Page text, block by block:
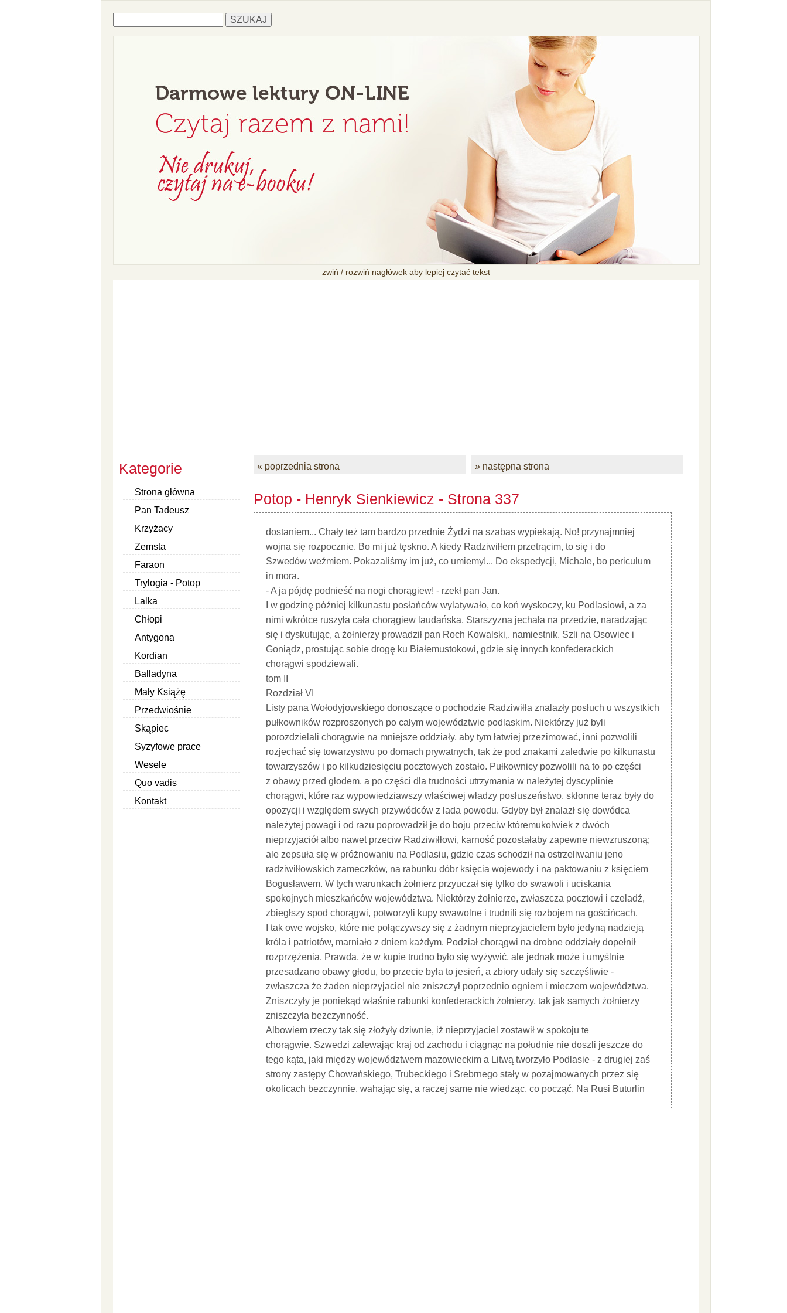
zwiń / rozwiń nagłówek aby lepiej czytać tekst
Kategorie
Strona główna
Pan Tadeusz
Krzyżacy
Zemsta
Faraon
Trylogia - Potop
Lalka
Chłopi
Antygona
Kordian
Balladyna
Mały Książę
Przedwiośnie
Skąpiec
Syzyfowe prace
Wesele
Quo vadis
Kontakt
« poprzednia strona » następna strona
Potop - Henryk Sienkiewicz - Strona 337
dostaniem... Chały też tam bardzo przednie Źydzi na szabas wypiekają. No! przynajmniej
wojna się rozpocznie. Bo mi już tęskno. A kiedy Radziwiłłem przetrącim, to się i do
Szwedów weźmiem. Pokazaliśmy im już, co umiemy!... Do ekspedycji, Michale, bo periculum
in mora.
- A ja pójdę podnieść na nogi chorągiew! - rzekł pan Jan.
I w godzinę później kilkunastu posłańców wylatywało, co koń wyskoczy, ku Podlasiowi, a za
nimi wkrótce ruszyła cała chorągiew laudańska. Starszyzna jechała na przedzie, naradzając
się i dyskutując, a żołnierzy prowadził pan Roch Kowalski,. namiestnik. Szli na Osowiec i
Goniądz, prostując sobie drogę ku Białemustokowi, gdzie się innych konfederackich
chorągwi spodziewali.
tom II
Rozdział VI
Listy pana Wołodyjowskiego donoszące o pochodzie Radziwiłła znalazły posłuch u wszystkich
pułkowników rozproszonych po całym województwie podlaskim. Niektórzy już byli
porozdzielali chorągwie na mniejsze oddziały, aby tym łatwiej przezimować, inni pozwolili
rozjechać się towarzystwu po domach prywatnych, tak że pod znakami zaledwie po kilkunastu
towarzyszów i po kilkudziesięciu pocztowych zostało. Pułkownicy pozwolili na to po części
z obawy przed głodem, a po części dla trudności utrzymania w należytej dyscyplinie
chorągwi, które raz wypowiedziawszy właściwej władzy posłuszeństwo, skłonne teraz były do
opozycji i względem swych przywódców z lada powodu. Gdyby był znalazł się dowódca
należytej powagi i od razu poprowadził je do boju przeciw któremukolwiek z dwóch
nieprzyjaciół albo nawet przeciw Radziwiłłowi, karność pozostałaby zapewne niewzruszoną;
ale zepsuła się w próżnowaniu na Podlasiu, gdzie czas schodził na ostrzeliwaniu jeno
radziwiłłowskich zameczków, na rabunku dóbr księcia wojewody i na paktowaniu z księciem
Bogusławem. W tych warunkach żołnierz przyuczał się tylko do swawoli i uciskania
spokojnych mieszkańców województwa. Niektórzy żołnierze, zwłaszcza pocztowi i czeladź,
zbiegłszy spod chorągwi, potworzyli kupy swawolne i trudnili się rozbojem na gościńcach.
I tak owe wojsko, które nie połączywszy się z żadnym nieprzyjacielem było jedyną nadzieją
króla i patriotów, marniało z dniem każdym. Podział chorągwi na drobne oddziały dopełnił
rozprzężenia. Prawda, że w kupie trudno było się wyżywić, ale jednak może i umyślnie
przesadzano obawy głodu, bo przecie była to jesień, a zbiory udały się szczęśliwie -
zwłaszcza że żaden nieprzyjaciel nie zniszczył poprzednio ogniem i mieczem województwa.
Zniszczyły je poniekąd właśnie rabunki konfederackich żołnierzy, tak jak samych żołnierzy
zniszczyła bezczynność.
Albowiem rzeczy tak się złożyły dziwnie, iż nieprzyjaciel zostawił w spokoju te
chorągwie. Szwedzi zalewając kraj od zachodu i ciągnąc na południe nie doszli jeszcze do
tego kąta, jaki między województwem mazowieckim a Litwą tworzyło Podlasie - z drugiej zaś
strony zastępy Chowańskiego, Trubeckiego i Srebrnego stały w pozajmowanych przez się
okolicach bezczynnie, wahając się, a raczej same nie wiedząc, co począć. Na Rusi Buturlin